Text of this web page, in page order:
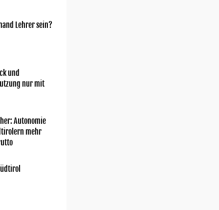
Lehrer sein?
und
nur mit
Autonomie
mehr